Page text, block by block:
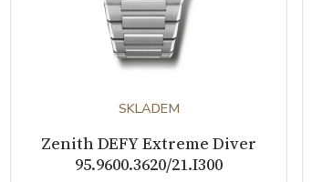
SKLADEM
Zenith DEFY Extreme Diver
95.9600.3620/21.I300